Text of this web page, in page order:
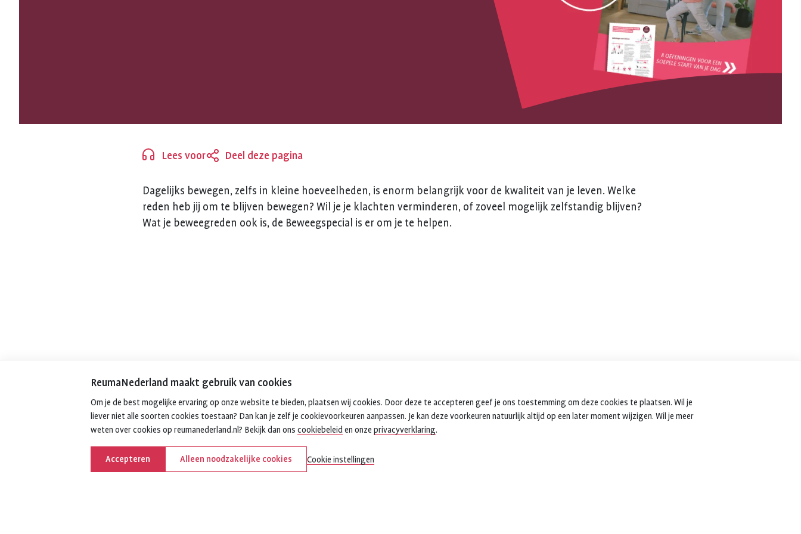
ReumaNederland maakt gebruik van cookies
Om je de best mogelijke ervaring op onze website te bieden, plaatsen wij cookies. Door deze te accepteren geef je ons toestemming om deze cookies te plaatsen. Wil je
liever niet alle soorten cookies toestaan? Dan kan je zelf je cookievoorkeuren aanpassen. Je kan deze voorkeuren natuurlijk altijd op een later moment wijzigen. Wil je meer
weten over cookies op reumanederland.nl? Bekijk dan ons cookiebeleid en onze privacyverklaring.
Accepteren Alleen noodzakelijke cookies Cookie instellingen
Lees voor Deel deze pagina
Sluiten
Dagelijks bewegen, zelfs in kleine hoeveelheden, is enorm belangrijk voor de kwaliteit van je leven. Welke
reden heb jij om te blijven bewegen? Wil je je klachten verminderen, of zoveel mogelijk zelfstandig blijven?
Wat je beweegreden ook is, de Beweegspecial is er om je te helpen.